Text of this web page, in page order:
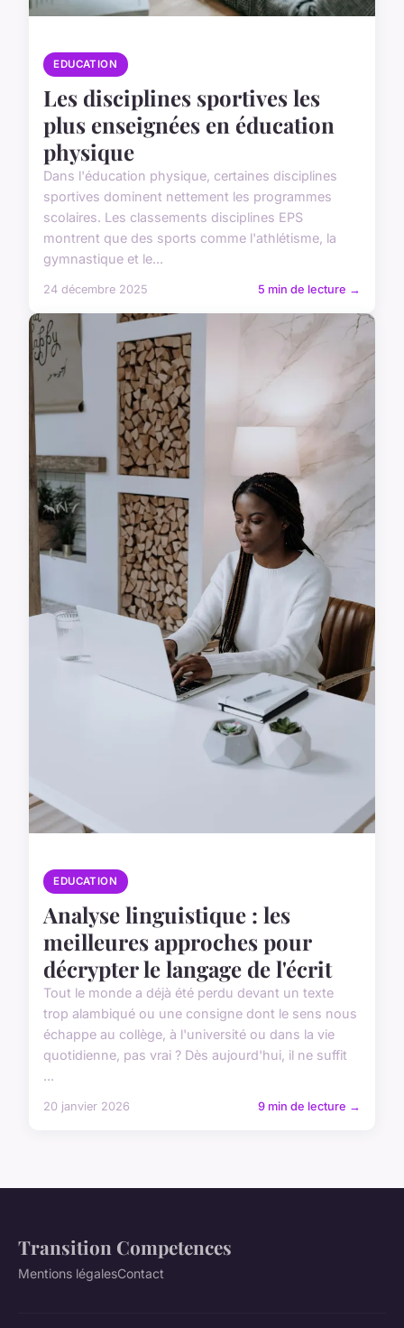
EDUCATION
Les disciplines sportives les
plus enseignées en éducation
physique
Dans l'éducation physique, certaines disciplines
sportives dominent nettement les programmes
scolaires. Les classements disciplines EPS
montrent que des sports comme l'athlétisme, la
gymnastique et le...
24 décembre 2025 5 min de lecture →
EDUCATION
Analyse linguistique : les
meilleures approches pour
décrypter le langage de l'écrit
Tout le monde a déjà été perdu devant un texte
trop alambiqué ou une consigne dont le sens nous
échappe au collège, à l'université ou dans la vie
quotidienne, pas vrai ? Dès aujourd'hui, il ne suffit
...
20 janvier 2026 9 min de lecture →
Transition Competences
Mentions légalesContact